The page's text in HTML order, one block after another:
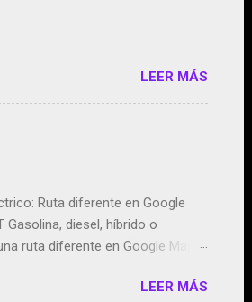
LEER MÁS
Ruta diferente en Google
Gasolina, diesel, híbrido o
ruta diferente en Google Maps.
de Alphabet, laLEER MÁS